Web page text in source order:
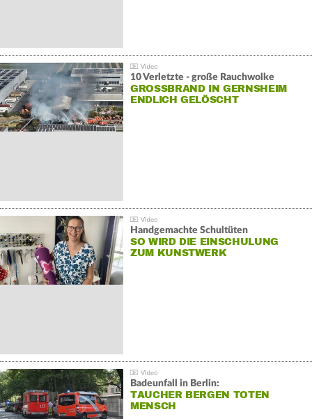
10 Verletzte - große Rauchwolke
GROSSBRAND IN GERNSHEIM E
NDLICH GELÖSCHT
Handgemachte Schultüten
SO WIRD DIE EINSCHULUNG
ZUM KUNSTWERK
Badeunfall in Berlin:
TAUCHER BERGEN TOTEN
MENSCH